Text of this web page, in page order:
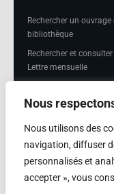
Nous
Nous utilisons des
navigation, diffuser
personnalisés et
accepter », vous
Rechercher un ouvrage
bibliothèque
Rechercher et
Lettre mensuelle
mensuelle
Adhérer